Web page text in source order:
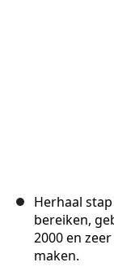
Herhaal
bereiken,
2000 en
maken.